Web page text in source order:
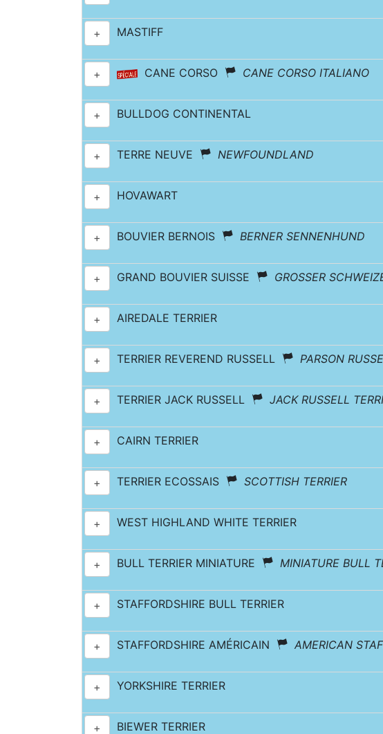
+ MASTIFF
+ CANE CORSO CANE CORSO ITALIANO
+ BULLDOG CONTINENTAL
+ TERRE NEUVE NEWFOUNDLAND
+ HOVAWART
+ BOUVIER BERNOIS BERNER SENNENHUND
+ GRAND BOUVIER SUISSE GROSSER
+ AIREDALE TERRIER
+ TERRIER REVEREND RUSSELL PARSON
+ TERRIER JACK RUSSELL JACK RUSSELL
+ CAIRN TERRIER
+ TERRIER ECOSSAIS SCOTTISH TERRIER
+ WEST HIGHLAND WHITE TERRIER
+ BULL TERRIER MINIATURE MINIATURE BULL
+ STAFFORDSHIRE BULL TERRIER
+ STAFFORDSHIRE AMÉRICAIN AMERICAN
+ YORKSHIRE TERRIER
+ BIEWER TERRIER